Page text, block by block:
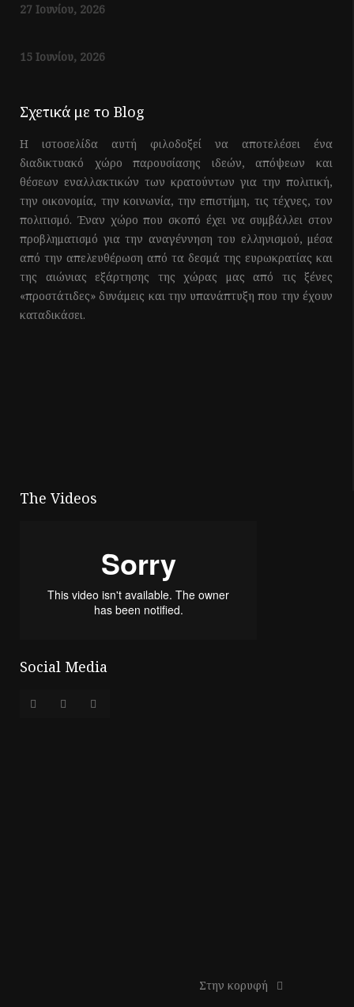
27 Ιουνίου, 2026
15 Ιουνίου, 2026
Σχετικά με το Blog
Η ιστοσελίδα αυτή φιλοδοξεί να αποτελέσει ένα
διαδικτυακό χώρο παρουσίασης ιδεών, απόψεων και
θέσεων εναλλακτικών των κρατούντων για την πολιτική,
την οικονομία, την κοινωνία, την επιστήμη, τις τέχνες, τον
πολιτισμό. Έναν χώρο που σκοπό έχει να συμβάλλει στον
προβληματισμό για την αναγέννηση του ελληνισμού, μέσα
από την απελευθέρωση από τα δεσμά της ευρωκρατίας και
της αιώνιας εξάρτησης της χώρας μας από τις ξένες
«προστάτιδες» δυνάμεις και την υπανάπτυξη που την έχουν
καταδικάσει.
The Videos
Social Media
Στην κορυφή